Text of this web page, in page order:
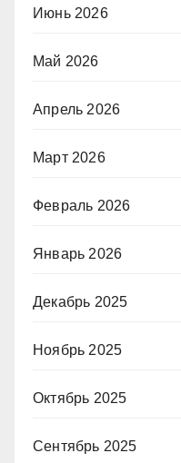
Июнь 2026
Май 2026
Апрель 2026
Март 2026
Февраль 2026
Январь 2026
Декабрь 2025
Ноябрь 2025
Октябрь 2025
Сентябрь 2025